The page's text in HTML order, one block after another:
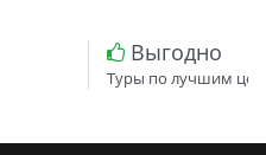
Выгодно
Туры по лучшим